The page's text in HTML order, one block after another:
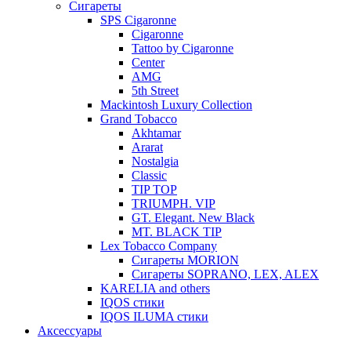
Cигареты
SPS Cigaronne
Сigaronne
Tattoo by Cigaronne
Center
AMG
5th Street
Mackintosh Luxury Collection
Grand Tobacco
Akhtamar
Ararat
Nostalgia
Classic
TIP TOP
TRIUMPH. VIP
GT. Elegant. New Black
MT. BLACK TIP
Lex Tobacco Company
Сигареты MORION
Сигареты SOPRANO, LEX, ALEX
KARELIA and others
IQOS стики
IQOS ILUMA стики
Аксессуары